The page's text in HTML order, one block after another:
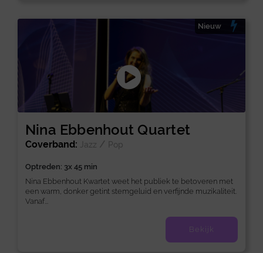
Nina Ebbenhout Quartet
Nieuw
Coverband: Jazz / Pop
Optreden: 3x 45 min
Nina Ebbenhout Kwartet weet het publiek te betoveren met
een warm, donker getint stemgeluid en verfijnde muzikaliteit.
Vanaf...
Bekijk